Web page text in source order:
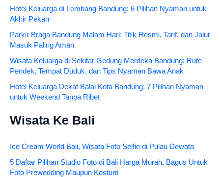
Hotel Keluarga di Lembang Bandung: 6 Pilihan Nyaman untuk
Akhir Pekan
Parkir Braga Bandung Malam Hari: Titik Resmi, Tarif, dan Jalur
Masuk Paling Aman
Wisata Keluarga di Sekitar Gedung Merdeka Bandung: Rute
Pendek, Tempat Duduk, dan Tips Nyaman Bawa Anak
Hotel Keluarga Dekat Balai Kota Bandung: 7 Pilihan Nyaman
untuk Weekend Tanpa Ribet
Wisata Ke Bali
Ice Cream World Bali, Wisata Foto Selfie di Pulau Dewata
5 Daftar Pilihan Studio Foto di Bali Harga Murah, Bagus Untuk
Foto Prewedding Maupun Kostum